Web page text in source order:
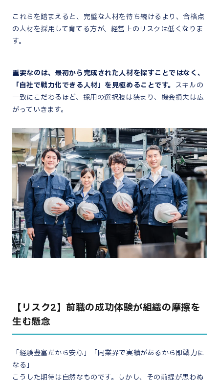
これらを踏まえると、完璧な人材を待ち続けるより、合格点
の人材を採用して育てる方が、経営上のリスクは低くなりま
す。
重要なのは、最初から完成された人材を探すことではなく、
「自社で戦力化できる人材」を見極めることです。 スキルの
一致にこだわるほど、採用の選択肢は狭まり、機会損失は広
がっていきます。
【リスク2】前職の成功体験が組織の摩擦を
生む懸念
「経験豊富だから安心」「同業界で実績があるから即戦力に
なる」
こうした期待は自然なものです。しかし、その前提が思わぬ